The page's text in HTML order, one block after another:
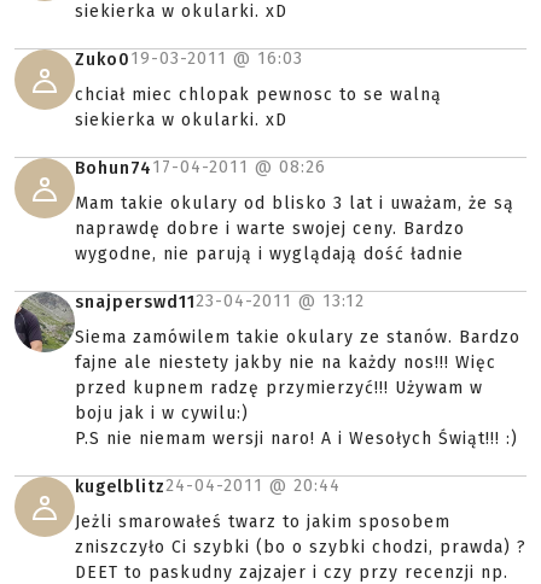
siekierka w okularki. xD
Zuko019-03-2011 @ 16:03
chciał miec chlopak pewnosc to se walną
siekierka w okularki. xD
Bohun7417-04-2011 @ 08:26
Mam takie okulary od blisko 3 lat i uważam, że są
naprawdę dobre i warte swojej ceny. Bardzo
wygodne, nie parują i wyglądają dość ładnie
snajperswd1123-04-2011 @ 13:12
Siema zamówilem takie okulary ze stanów. Bardzo
fajne ale niestety jakby nie na każdy nos!!! Więc
przed kupnem radzę przymierzyć!!! Używam w
boju jak i w cywilu:)
P.S nie niemam wersji naro! A i Wesołych Świąt!!! :)
kugelblitz24-04-2011 @ 20:44
Jeżli smarowałeś twarz to jakim sposobem
zniszczyło Ci szybki (bo o szybki chodzi, prawda) ?
DEET to paskudny zajzajer i czy przy recenzji np.